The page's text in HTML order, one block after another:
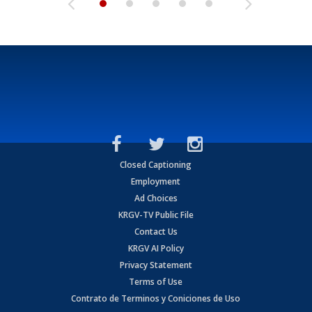
Closed Captioning
Employment
Ad Choices
KRGV-TV Public File
Contact Us
KRGV AI Policy
Privacy Statement
Terms of Use
Contrato de Terminos y Coniciones de Uso